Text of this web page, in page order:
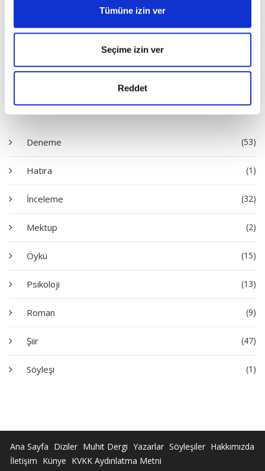
Tümüne izin ver
Seçime izin ver
Reddet
Satın Al
Deneme (53)
Hatıra (1)
İnceleme (32)
Mektup (2)
Öykü (15)
Psikoloji (13)
Roman (9)
Şiir (47)
Söyleşi (1)
Ana Sayfa Diziler Muhit Dergi Yazarlar Söyleşiler Hakkımızda
İletişim Künye KVKK Aydınlatma Metni